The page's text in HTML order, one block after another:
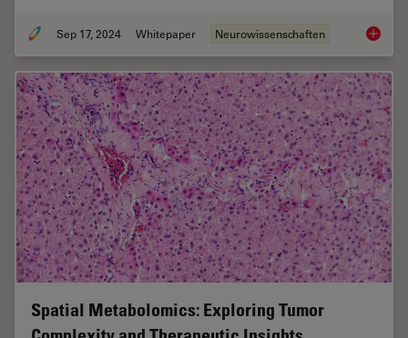
Sep 17, 2024 Whitepaper Neurowissenschaften
Spatial Metabolomics: Exploring Tumor